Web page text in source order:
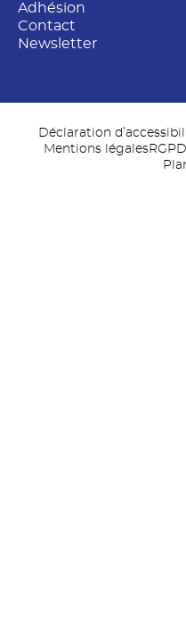
Adhésion
Contact
Newsletter
Déclaration
Mentions légalesRGPD